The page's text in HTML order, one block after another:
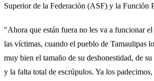
Superior de la Federación (ASF) y la Función
"Ahora que están fuera no les va a funcionar el
las víctimas, cuando el pueblo de Tamaulipas
muy bien el tamaño de su deshonestidad, de
y la falta total de escrúpulos. Ya los padecimos,